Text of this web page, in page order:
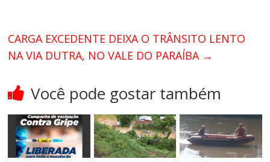
CARGA EXCEDENTE DEIXA O TRÂNSITO LENTO
NA VIA DUTRA, NO VALE DO PARAÍBA →
Você pode gostar também